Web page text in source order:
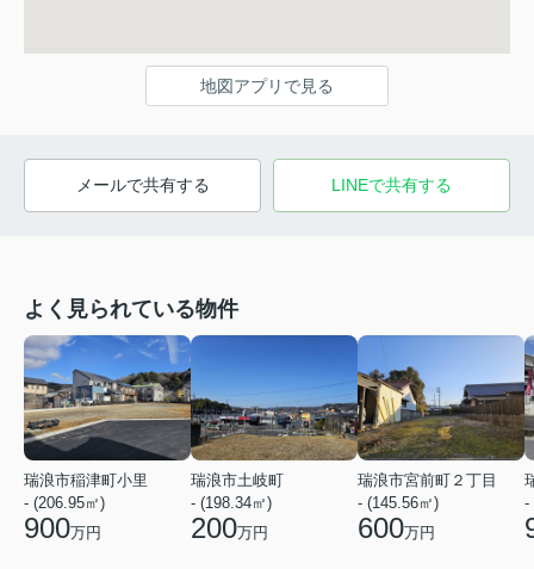
地図アプリで見る
メールで共有する LINEで共有する
よく見られている物件
瑞浪市稲津町小里
- (206.95㎡)
900万円
瑞浪市土岐町
- (198.34㎡)
200万円
瑞浪市宮前町２丁目
- (145.56㎡)
600万円
-